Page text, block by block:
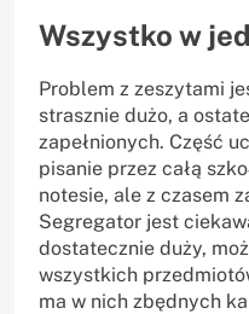
Wszystko w
Problem z zeszytami
strasznie dużo, a
zapełnionych. Część
pisanie przez całą
notesie, ale z czasem
Segregator jest
dostatecznie duży,
wszystkich
ma w nich zbędnych